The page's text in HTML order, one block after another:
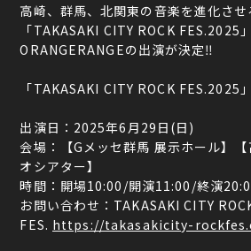
高崎、群馬、北関東の音楽を進化させ
「TAKASAKI CITY ROCK FES.2025」
ORANGERANGEの出演が決定‼
「TAKASAKI CITY ROCK FES.2025」
出演日：2025年6月29日(日)
会場：【Gメッセ群馬 展示ホール】
オシアター】
時間：開場10:00/開演11:00/終演
お問い合わせ：TAKASAKI CITY
FES. https://takasakicity-